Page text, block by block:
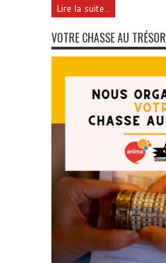
Lire la suite...
VOTRE CHASSE AU TRÉSOR